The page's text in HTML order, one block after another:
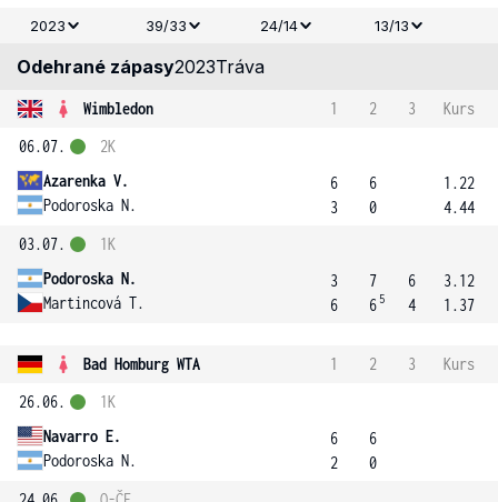
2023
39/33 24/14 13/13
Odehrané zápasy2023Tráva
Wimbledon 1 2 3
Kurs
06.07.
Azarenka V.
Podoroska N.
2K
6
3
6
0
1.22
4.44
03.07.
Podoroska N.
Martincová T.
1K
3
6
7
6 5
6
4
3.12
1.37
Bad Homburg WTA 1 2 3
Kurs
26.06.
Navarro E.
Podoroska N.
1K
6
2
6
0